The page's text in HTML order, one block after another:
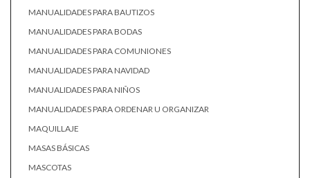
MANUALIDADES PARA BAUTIZOS
MANUALIDADES PARA BODAS
MANUALIDADES PARA COMUNIONES
MANUALIDADES PARA NAVIDAD
MANUALIDADES PARA NIÑOS
MANUALIDADES PARA ORDENAR U ORGANIZAR
MAQUILLAJE
MASAS BÁSICAS
MASCOTAS